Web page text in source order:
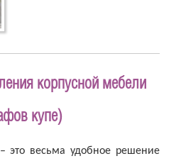
корпусной мебели
купе)
это весьма удобное решение